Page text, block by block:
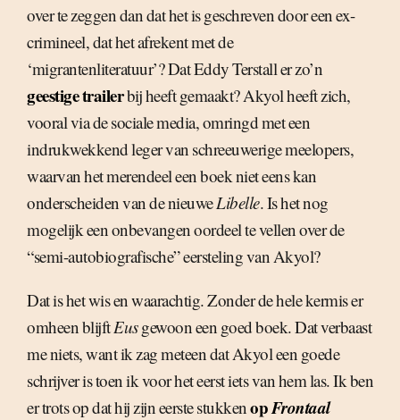
over te zeggen dan dat het is geschreven door een ex-
crimineel, dat het afrekent met de
‘migrantenliteratuur’? Dat Eddy Terstall er zo’n
geestige trailerbij heeft gemaakt? Akyol heeft zich,
vooral via de sociale media, omringd met een
indrukwekkend leger van schreeuwerige meelopers,
waarvan het merendeel een boek niet eens kan
onderscheiden van de nieuweLibelle. Is het nog
mogelijk een onbevangen oordeel te vellen over de
“semi-autobiografische” eersteling van Akyol?
Dat is het wis en waarachtig. Zonder de hele kermis er
omheen blijftEusgewoon een goed boek. Dat verbaast
me niets, want ik zag meteen dat Akyol een goede
schrijver is toen ik voor het eerst iets van hem las. Ik ben
er trots op dat hij zijn eerste stukken opFrontaal